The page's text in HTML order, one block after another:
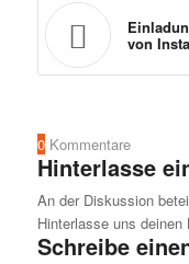
von
0 Kommentare
Hinterlasse
An der Diskussion
Hinterlasse uns deinen
Schreibe